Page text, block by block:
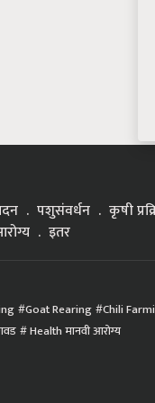
पशुसंवर्धन
कृषी
इतर
Goat Rearing Chili
Health मानवी आरोग्य